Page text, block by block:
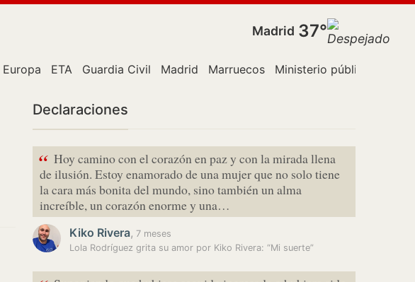
Madrid 37°
Europa ETA Guardia Civil Madrid Marruecos Ministerio público
Declaraciones
“ Hoy camino con el corazón en paz y con la mirada llena
de ilusión. Estoy enamorado de una mujer que no solo tiene
la cara más bonita del mundo, sino también un alma
increíble, un corazón enorme y una…
Kiko Rivera, 7 meses
Lola Rodríguez grita su amor por Kiko Rivera: “Mi suerte”